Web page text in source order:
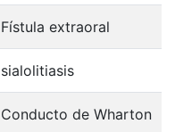
Fístula extraoral
sialolitiasis
Conducto de Wharton